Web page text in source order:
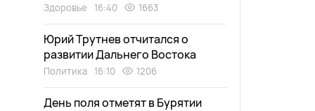
Здоровье 16:40 1663
Юрий Трутнев отчитался о
развитии Дальнего Востока
Политика 16:10 1206
День поля отметят в Бурятии